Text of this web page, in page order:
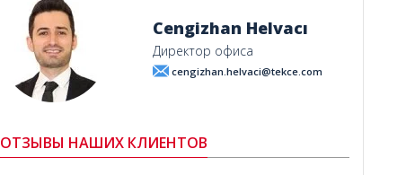
Cengizhan Helvacı
Директор офиса
cengizhan.helvaci@tekce.com
ОТЗЫВЫ НАШИХ КЛИЕНТОВ